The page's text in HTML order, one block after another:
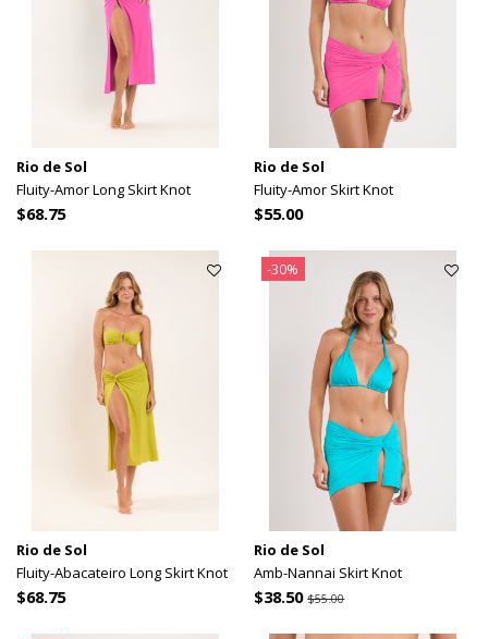
Rio de Sol
Fluity-Amor Long Skirt Knot
$68.75
Rio de Sol
Fluity-Amor Skirt Knot
$55.00
Rio de Sol
Fluity-Abacateiro Long Skirt Knot
$68.75
-30%
Rio de Sol
Amb-Nannai Skirt Knot
$38.50$55.00